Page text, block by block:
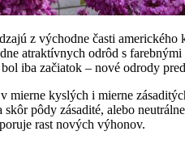
z východne časti
atraktívnych odrôd s
iba začiatok – nové odrody
kyslých i mierne
pôdy zásadité, alebo
rast nových výhonov.